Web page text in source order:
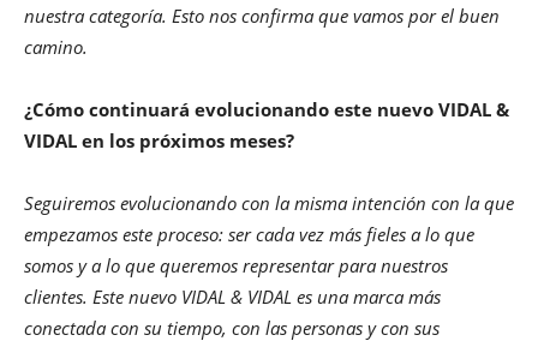
nuestra categoría. Esto nos confirma que vamos por el buen
camino.
¿Cómo continuará evolucionando este nuevo VIDAL &
VIDAL en los próximos meses?
Seguiremos evolucionando con la misma intención con la que
empezamos este proceso: ser cada vez más fieles a lo que
somos y a lo que queremos representar para nuestros
clientes. Este nuevo VIDAL & VIDAL es una marca más
conectada con su tiempo, con las personas y con sus